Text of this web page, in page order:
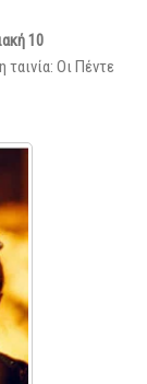
10
ταινία: Οι Πέντε